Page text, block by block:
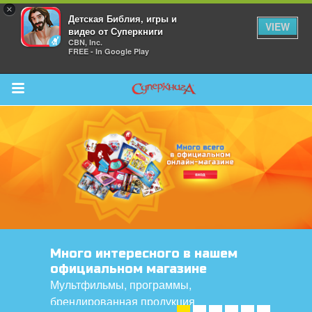
×
Детская Библия, игры и
видео от Суперкниги
CBN, Inc.
FREE - In Google Play
VIEW
Return to Content
Много интересного в нашем
официальном магазине
Мультфильмы, программы,
брендированная продукция